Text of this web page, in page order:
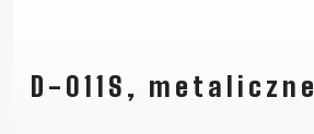
D-011S, metaliczne